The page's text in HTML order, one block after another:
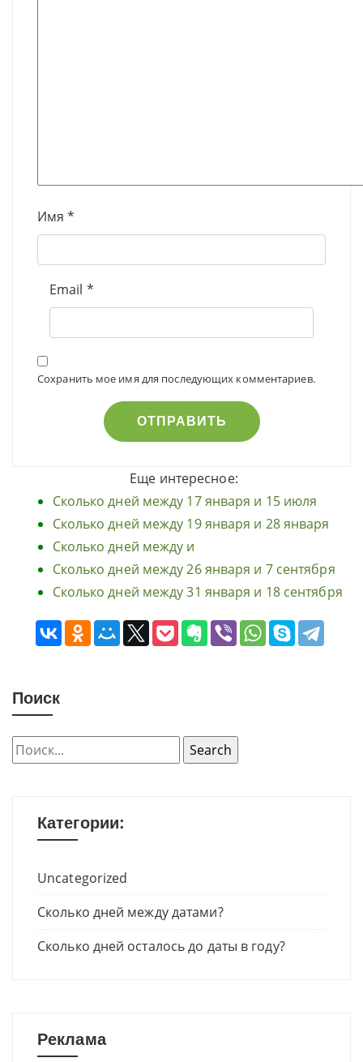
Имя *
Email *
Сохранить мое имя для последующих комментариев.
Еще интересное:
Сколько дней между 17 января и 15 июля
Сколько дней между 19 января и 28 января
Сколько дней между и
Сколько дней между 26 января и 7 сентября
Сколько дней между 31 января и 18 сентября
Поиск
Категории:
Uncategorized
Сколько дней между датами?
Сколько дней осталось до даты в году?
Реклама